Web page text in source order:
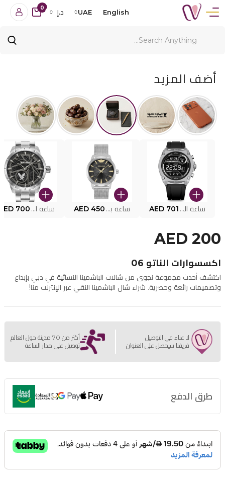
English
UAE د.إ
0
أضف المزيد
ساعة البوليس الذكية MY.AVATAR PEIUN0000101 AED 701 ساعة بوليس للرجال PEWJG0005002 AED 450 ساعة البوليس PEWJG2227302 700
AED 200
اكسسوارات الناتو 06
اكتشف أحدث مجموعة نجوى من شالات الباشمينا النسائية في دبي بإبداع
وتصميمات رائعة وحصرية. شراء شال الباشمينا النقي عبر الإنترنت منا!
لا عناء في التوصيل
فريقنا سيحصل على العنوان
أكثر من 70 مدينة حول العالم
توصيل على مدار الساعة
طرق الدفع